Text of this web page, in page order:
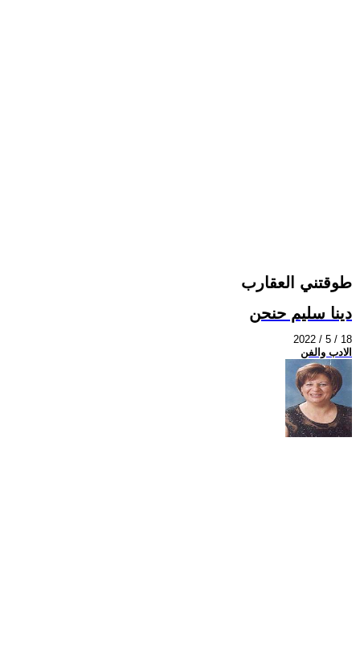
طوقتني العقارب
دينا سليم حنحن
2022 / 5 / 18
الادب والفن